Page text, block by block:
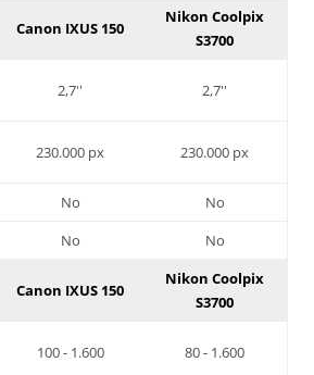
Canon IXUS 150
Nikon Coolpix
S3700
2,7'' 2,7''
230.000 px 230.000 px
No
No
No No
Canon IXUS 150
Nikon Coolpix
S3700
100 - 1.600 80 - 1.600